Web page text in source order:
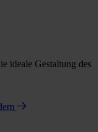
ideale Gestaltung des